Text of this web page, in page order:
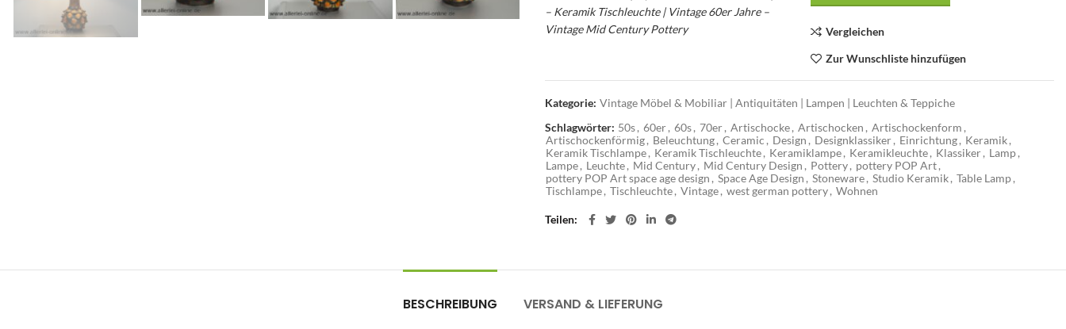
– Keramik Tischleuchte | Vintage 60er Jahre –
Vintage Mid Century Pottery
Vergleichen
Zur Wunschliste hinzufügen
Kategorie: Vintage Möbel & Mobiliar | Antiquitäten | Lampen | Leuchten & Teppiche
Schlagwörter: 50s, 60er, 60s, 70er, Artischocke, Artischocken , Artischockenform ,
Artischockenförmig, Beleuchtung, Ceramic , Design , Designklassiker, Einrichtung, Keramik,
Keramik Tischlampe, Keramik Tischleuchte, Keramiklampe, Keramikleuchte, Klassiker, Lamp,
Lampe, Leuchte, Mid Century, Mid Century Design , Pottery, pottery POP Art,
pottery POP Art space age design , Space Age Design , Stoneware, Studio Keramik, Table Lamp,
Tischlampe, Tischleuchte, Vintage, west german pottery, Wohnen
Teilen
BESCHREIBUNG VERSAND & LIEFERUNG